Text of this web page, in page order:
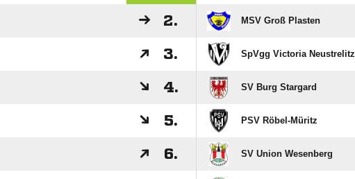
2. MSV Groß Plasten
3. SpVgg Victoria Neustrelitz
4. SV Burg Stargard
5. PSV Röbel-Müritz
6. SV Union Wesenberg